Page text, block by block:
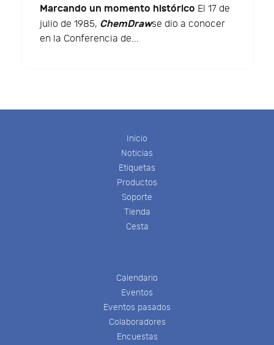
Marcando un momento histórico El 17 de
julio de 1985, ChemDrawse dio a conocer
en la Conferencia de...
Inicio
Noticias
Etiquetas
Productos
Soporte
Tienda
Cesta
Calendario
Eventos
Eventos pasados
Colaboradores
Encuestas